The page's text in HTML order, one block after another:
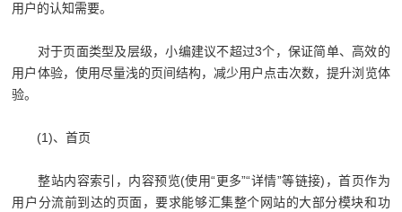
用户的认知需要。
对于页面类型及层级，小编建议不超过3个，保证简单、高效的
用户体验，使用尽量浅的页间结构，减少用户点击次数，提升浏览体
验。
(1)、首页
整站内容索引，内容预览(使用“更多”“详情”等链接)，首页作为
用户分流前到达的页面，要求能够汇集整个网站的大部分模块和功